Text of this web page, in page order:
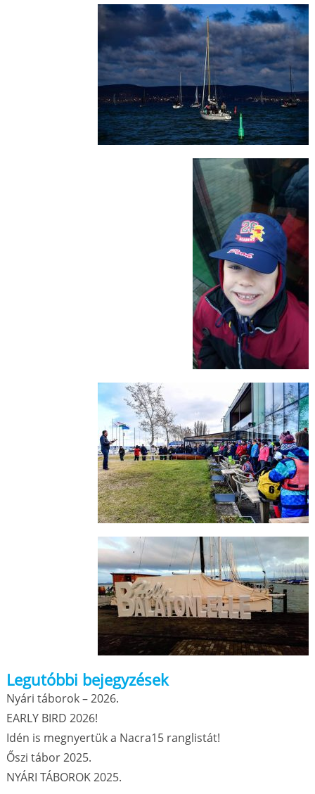
Legutóbbi bejegyzések
Nyári táborok – 2026.
EARLY BIRD 2026!
Idén is megnyertük a Nacra15 ranglistát!
Őszi tábor 2025.
NYÁRI TÁBOROK 2025.